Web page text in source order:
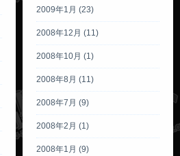
2009年1月 (23)
2008年12月 (11)
2008年10月 (1)
2008年8月 (11)
2008年7月 (9)
2008年2月 (1)
2008年1月 (9)